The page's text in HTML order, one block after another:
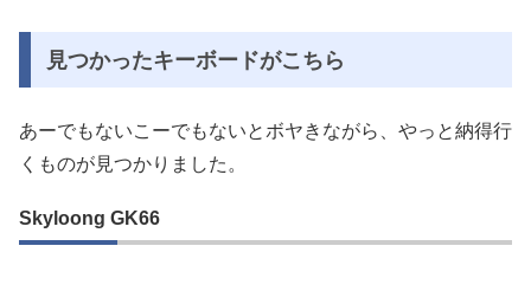
見つかったキーボードがこちら
あーでもないこーでもないとボヤきながら、やっと納得行
くものが見つかりました。
Skyloong GK66